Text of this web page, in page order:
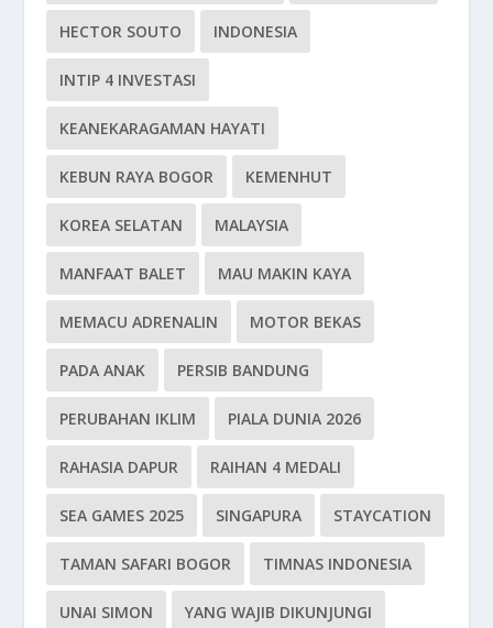
HECTOR SOUTO INDONESIA
INTIP 4 INVESTASI
KEANEKARAGAMAN HAYATI
KEBUN RAYA BOGOR KEMENHUT
KOREA SELATAN MALAYSIA
MANFAAT BALET MAU MAKIN KAYA
MEMACU ADRENALIN MOTOR BEKAS
PADA ANAK PERSIB BANDUNG
PERUBAHAN IKLIM PIALA DUNIA 2026
RAHASIA DAPUR RAIHAN 4 MEDALI
SEA GAMES 2025 SINGAPURA STAYCATION
TAMAN SAFARI BOGOR TIMNAS INDONESIA
UNAI SIMON YANG WAJIB DIKUNJUNGI